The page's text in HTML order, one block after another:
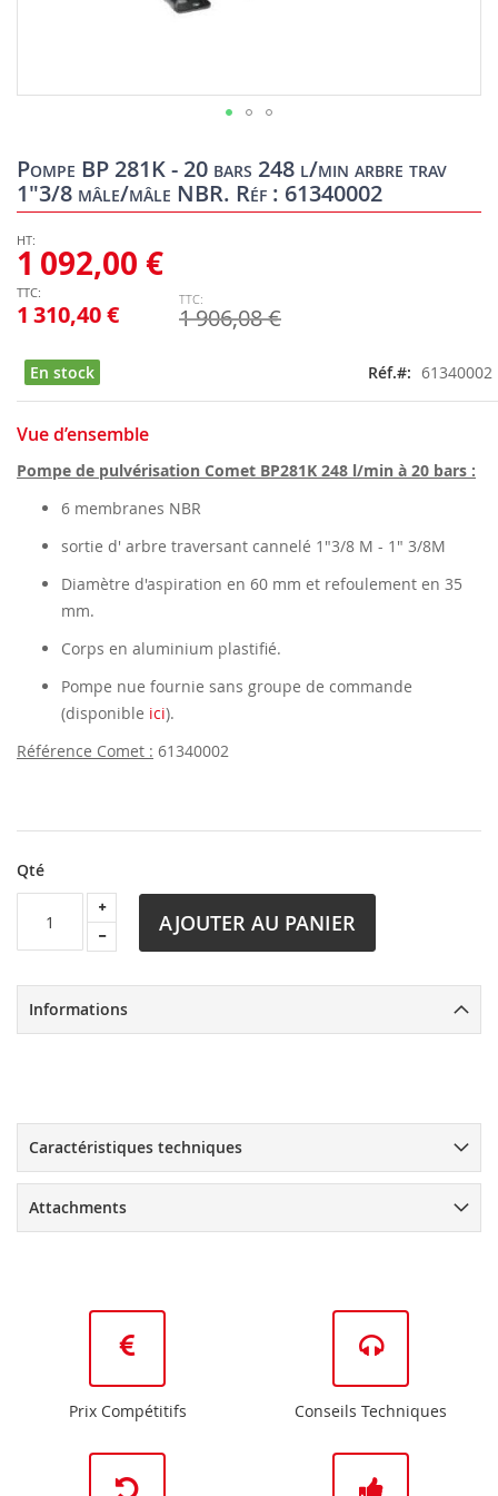
Pompe BP 281K - 20 bars 248 l/min arbre trav
1"3/8 mâle/mâle NBR. Réf : 61340002
1 310,40 €
1 092,00 €
1 906,08 €
En stock Réf. 61340002
Vue d’ensemble
Pompe de pulvérisation Comet BP281K 248 l/min à 20 bars :
6 membranes NBR
sortie d' arbre traversant cannelé 1"3/8 M - 1" 3/8M
Diamètre d'aspiration en 60 mm et refoulement en 35
mm.
Corps en aluminium plastifié.
Pompe nue fournie sans groupe de commande
(disponible ici).
Référence Comet : 61340002
Qté
AJOUTER AU PANIER
to
the
beginning
the
images
gallery
Informations
Caractéristiques techniques
Attachments
Prix Compétitifs Conseils Techniques